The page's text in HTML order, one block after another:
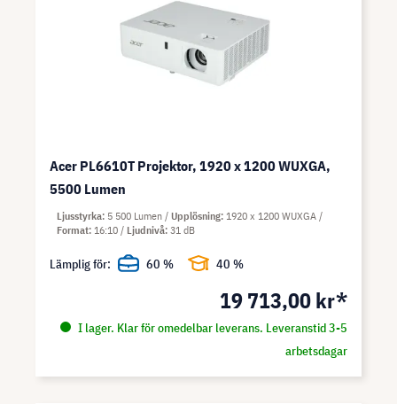
Acer PL6610T Projektor, 1920 x 1200 WUXGA,
5500 Lumen
19 713,00 kr*
I lager. Klar för omedelbar leverans. Leveranstid 3-5
arbetsdagar
Ljusstyrka 5 500 Lumen Upplösning 1920 x 1200 WUXGA
Format 16:10 Ljudnivå 31 dB
Lämplig för: 60 % 40 %